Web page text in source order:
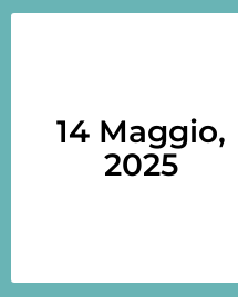
14 Maggio,
2025